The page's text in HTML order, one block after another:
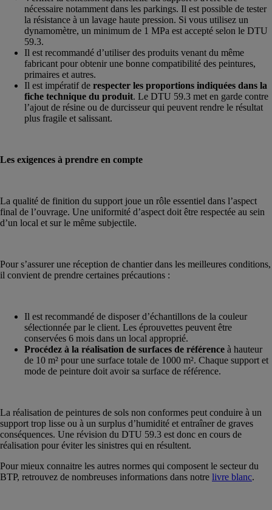
nécessaire notamment dans les parkings. Il est possible de tester
la résistance à un lavage haute pression. Si vous utilisez un
dynamomètre, un minimum de 1 MPa est accepté selon le DTU
59.3.
Il est recommandé d’utiliser des produits venant du même
fabricant pour obtenir une bonne compatibilité des peintures,
primaires et autres.
Il est impératif de respecter les proportions indiquées dans la
fiche technique du produit. Le DTU 59.3 met en garde contre
l’ajout de résine ou de durcisseur qui peuvent rendre le résultat
plus fragile et salissant.
Les exigences à prendre en compte
La qualité de finition du support joue un rôle essentiel dans l’aspect
final de l’ouvrage. Une uniformité d’aspect doit être respectée au sein
d’un local et sur le même subjectile.
Pour s’assurer une réception de chantier dans les meilleures conditions,
il convient de prendre certaines précautions :
Il est recommandé de disposer d’échantillons de la couleur
sélectionnée par le client. Les éprouvettes peuvent être
conservées 6 mois dans un local approprié.
Procédez à la réalisation de surfaces de référence à hauteur
de 10 m² pour une surface totale de 1000 m². Chaque support et
mode de peinture doit avoir sa surface de référence.
La réalisation de peintures de sols non conformes peut conduire à un
support trop lisse ou à un surplus d’humidité et entraîner de graves
conséquences. Une révision du DTU 59.3 est donc en cours de
réalisation pour éviter les sinistres qui en résultent.
Pour mieux connaitre les autres normes qui composent le secteur du
BTP, retrouvez de nombreuses informations dans notre livre blanc.